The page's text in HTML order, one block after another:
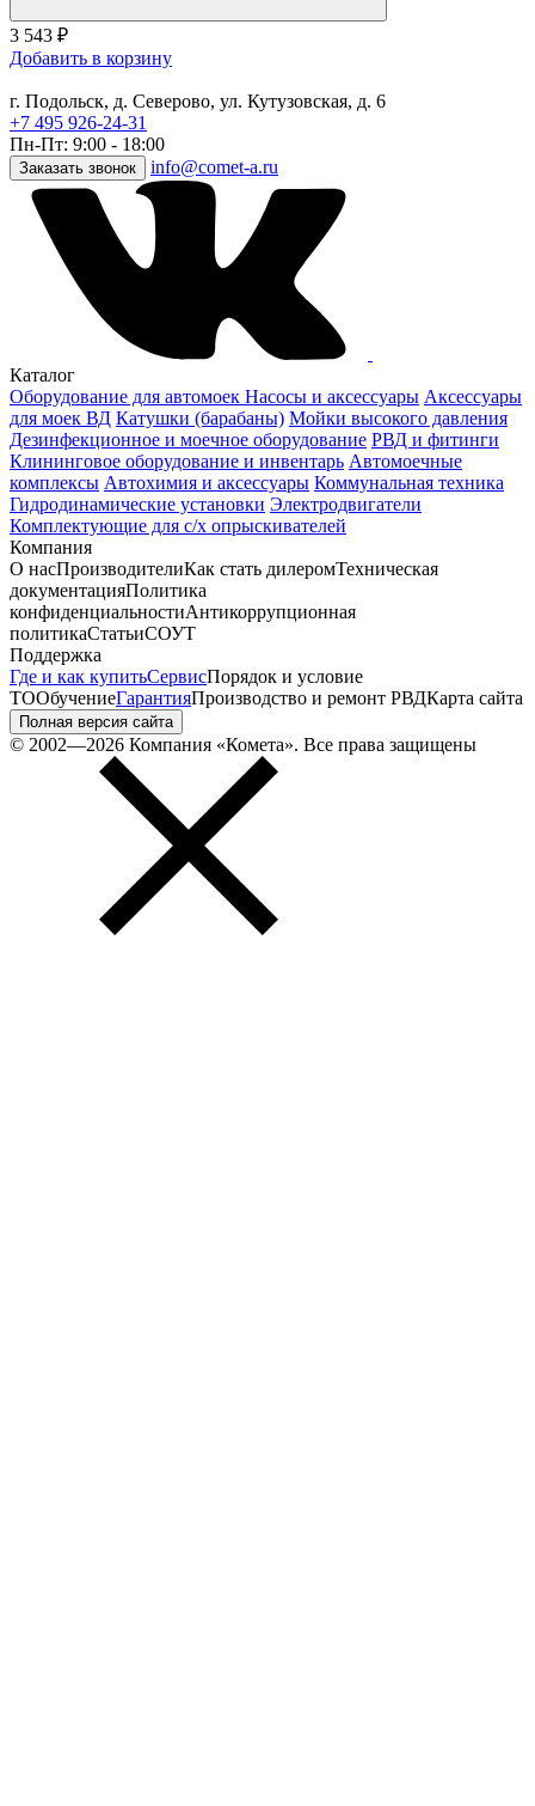
3 543 ₽
Добавить в корзину
г. Подольск, д. Северово, ул. Кутузовская, д. 6
+7 495 926-24-31
Пн-Пт: 9:00 - 18:00
Заказать звонок info@comet-a.ru
Каталог
Оборудование для автомоек Насосы и аксессуары Аксессуары
для моек ВД Катушки (барабаны) Мойки высокого давления
Дезинфекционное и моечное оборудование РВД и фитинги
Клининговое оборудование и инвентарь Автомоечные
комплексы Автохимия и аксессуары Коммунальная техника
Гидродинамические установки Электродвигатели
Комплектующие для с/х опрыскивателей
Компания
О насПроизводителиКак стать дилеромТехническая
документацияПолитика
конфиденциальностиАнтикоррупционная
политикаСтатьиСОУТ
Поддержка
Где и как купитьСервисПорядок и условие
ТООбучениеГарантияПроизводство и ремонт РВДКарта сайта
Полная версия сайта
© 2002—2026 Компания «Комета». Все права защищены